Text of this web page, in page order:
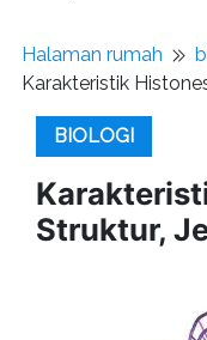
Halaman rumah
Karakteristik
BIOLOGI
Struktur,